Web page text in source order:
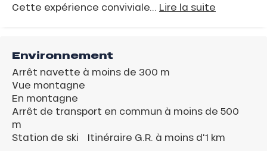
Cette expérience conviviale... Lire la suite
Environnement
Arrêt navette à moins de 300 m
Vue montagne
En montagne
Arrêt de transport en commun à moins de 500
m
Station de ski
Itinéraire G.R. à moins d'1 km